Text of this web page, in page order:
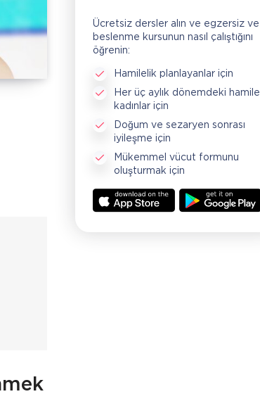
Ücretsiz dersler alın ve egzersiz ve
beslenme kursunun nasıl çalıştığını
öğrenin:
Hamilelik planlayanlar için
Her üç aylık dönemdeki hamile
kadınlar için
Doğum ve sezaryen sonrası
iyileşme için
Mükemmel vücut formunu
oluşturmak için